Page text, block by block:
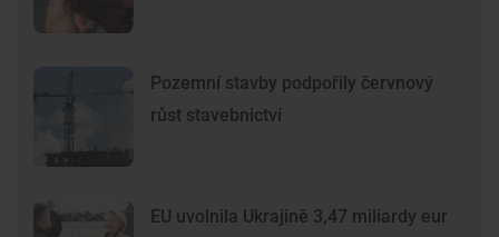
Pozemní stavby podpořily červnový
růst stavebnictví
EU uvolnila Ukrajině 3,47 miliardy eur